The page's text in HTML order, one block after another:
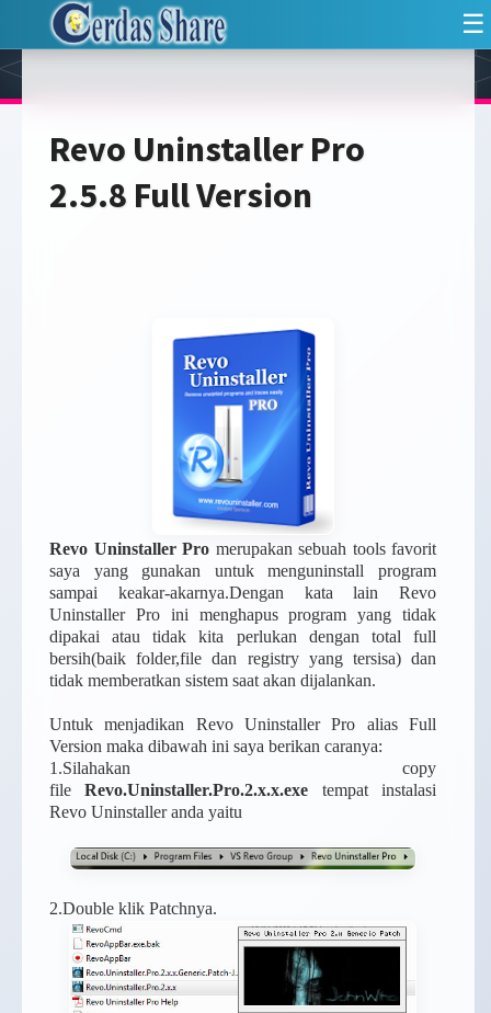
☰
Revo Uninstaller Pro
2.5.8 Full Version
Revo Uninstaller Pro merupakan sebuah tools favorit
saya yang gunakan untuk menguninstall program
sampai keakar-akarnya.Dengan kata lain Revo
Uninstaller Pro ini menghapus program yang tidak
dipakai atau tidak kita perlukan dengan total full
bersih(baik folder,file dan registry yang tersisa) dan
tidak memberatkan sistem saat akan dijalankan.
Untuk menjadikan Revo Uninstaller Pro alias Full
Version maka dibawah ini saya berikan caranya:
1.Silahakan copy
fileRevo.Uninstaller.Pro.2.x.x.exe tempat instalasi
Revo Uninstaller anda yaitu
2.Double klik Patchnya.